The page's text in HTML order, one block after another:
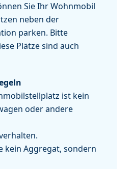
Sie Ihr Wohnmobil
neben der
parken. Bitte
Plätze sind auch
ist kein
oder andere
kein Aggregat, sondern